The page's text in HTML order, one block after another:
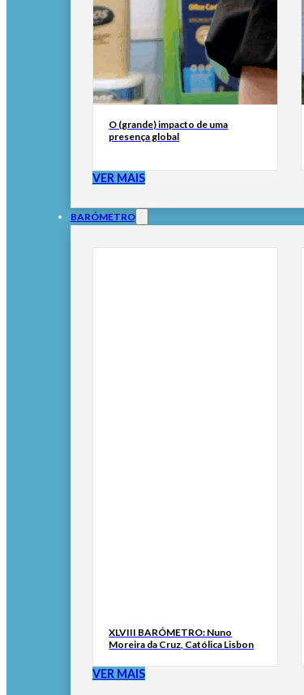
O (grande) impacto de uma
presença global
VER MAIS
BARÓMETRO
XLVIII BARÓMETRO: Nuno
Moreira da Cruz, Católica Lisbon
VER MAIS